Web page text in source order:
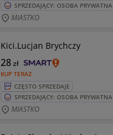
SPRZEDAJĄCY: OSOBA PRYWATNA
MIASTKO
Kici.Lucjan Brychczy
KUP TERAZ
28zł
CZĘSTO SPRZEDAJE
SPRZEDAJĄCY: OSOBA PRYWATNA
MIASTKO